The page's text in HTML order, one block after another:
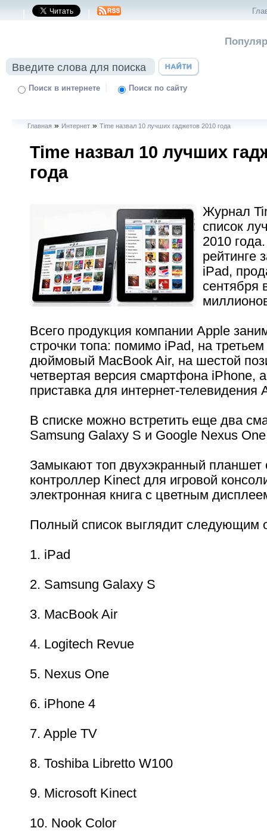
| |
Поиск в интернете | Поиск по сайту
Главная » Интернет »Time назвал 10 лучших гаджетов 2010 года
Time назвал 10 лучших
года
Журнал
список
2010
рейтинге
iPad,
сентября
Всего продукция компании Apple
строчки топа: помимо iPad, на третьем
дюймовый MacBook Air, на шестой
четвертая версия смартфона iPhone,
приставка для интернет-телевидения
В списке можно встретить еще два
Samsung Galaxy S и Google Nexus
Замыкают топ двухэкранный планшет
контроллер Kinect для игровой
электронная книга с цветным
Полный список выглядит следующим
1. iPad
2. Samsung Galaxy S
3. MacBook Air
4. Logitech Revue
5. Nexus One
6. iPhone 4
7. Apple TV
8. Toshiba Libretto W100
9. Microsoft Kinect
10. Nook Color